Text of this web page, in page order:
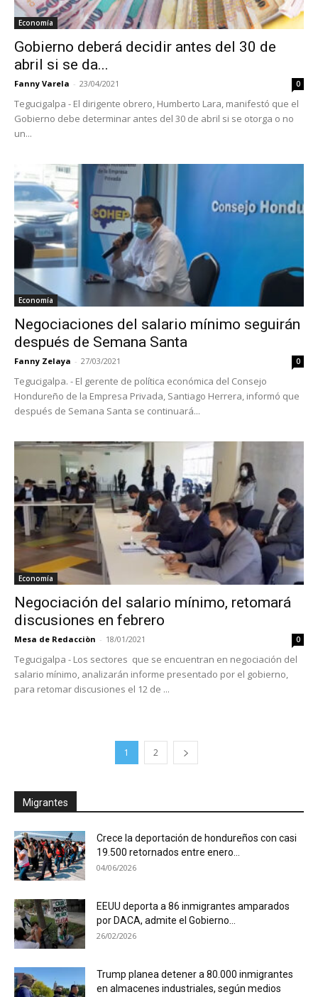
Economía
Gobierno deberá decidir antes del 30 de
abril si se da...
Fanny Varela - 23/04/2021 0
Tegucigalpa - El dirigente obrero, Humberto Lara, manifestó que el
Gobierno debe determinar antes del 30 de abril si se otorga o no
un...
Economía
Negociaciones del salario mínimo seguirán
después de Semana Santa
Fanny Zelaya - 27/03/2021 0
Tegucigalpa. - El gerente de política económica del Consejo
Hondureño de la Empresa Privada, Santiago Herrera, informó que
después de Semana Santa se continuará...
Economía
Negociación del salario mínimo, retomará
discusiones en febrero
Mesa de Redacciòn - 18/01/2021 0
Tegucigalpa - Los sectores que se encuentran en negociación del
salario mínimo, analizarán informe presentado por el gobierno,
para retomar discusiones el 12 de ...
1 2
Migrantes
Crece la deportación de hondureños con casi
19.500 retornados entre enero...
04/06/2026
EEUU deporta a 86 inmigrantes amparados
por DACA, admite el Gobierno...
26/02/2026
Trump planea detener a 80.000 inmigrantes
en almacenes industriales, según medios